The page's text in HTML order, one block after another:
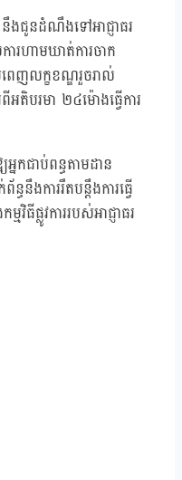
នឹងជូនដំណឹងទៅអាជ្ញាធរ
រហាមឃាត់ការចាក
េញលក្ខខណ្ឌរួចរាល់
តិបរមា ២៤ម៉ោងធ្វើការ
អ្នកជាប់ពន្ធតាមដាន
ងការរឹតបន្តឹងការធ្វើ
ធីផ្លូវការរបស់អាជ្ញាធរ